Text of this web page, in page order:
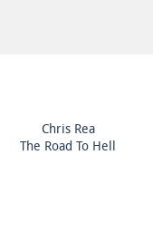
Chris Rea
The Road To Hell